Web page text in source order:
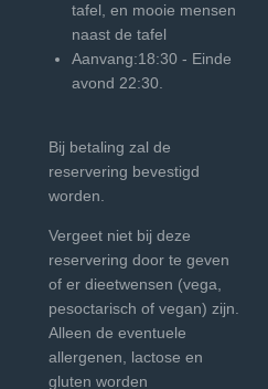
tafel, en mooie mensen
naast de tafel
Aanvang:18:30 - Einde
avond 22:30.
Bij betaling zal de
reservering bevestigd
worden.
Vergeet niet bij deze
reservering door te geven
of er dieetwensen (vega,
pesoctarisch of vegan) zijn.
Alleen de eventuele
allergenen, lactose en
gluten worden